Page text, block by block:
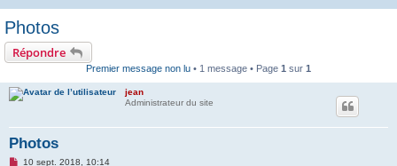
Photos
Répondre
Premier message non lu • 1 message • Page 1 sur 1
jean
Administrateur du site
Photos
M10 sept. 2018, 10:14